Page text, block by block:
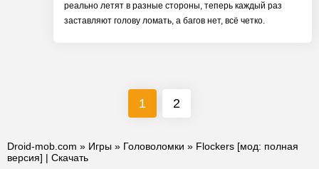
реально летят в разные стороны, теперь каждый раз
заставляют голову ломать, а багов нет, всё четко.
1 2
Droid-mob.com » Игры » Головоломки » Flockers [мод: полная
версия] | Скачать